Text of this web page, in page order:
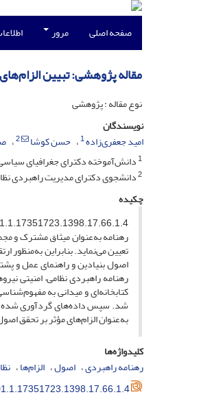
صفحه اصلی مرور
مقاله پژوهشی: تبیین
نوع مقاله : پژوهشی
نویسندگان
امید جعفری‌زاده1 حسن کوشا 2
1دانش‌آموخته دکترای جغرافیای
2دانشجوی دکترای مدیریت راهبردی
چکیده
رهنامه به‌عنوان میثاق مشترک و
تعیین می‌نماید. بنابراین به‌منظور
اصول بنیادین و راهنمای عمل و‌
رهنامه راهبردی نظامی– امنیتی
کتابخانه‌ای و میدانی به
به‌عنوان الزام‌های مؤثر بر تحقق
کلیدواژه‌ها
رهنامه راهبردی اصول الزام‌ها